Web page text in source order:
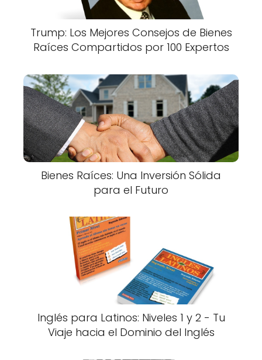
Trump: Los Mejores Consejos de Bienes
Raíces Compartidos por 100 Expertos
Bienes Raíces: Una Inversión Sólida
para el Futuro
Inglés para Latinos: Niveles 1 y 2 - Tu
Viaje hacia el Dominio del Inglés